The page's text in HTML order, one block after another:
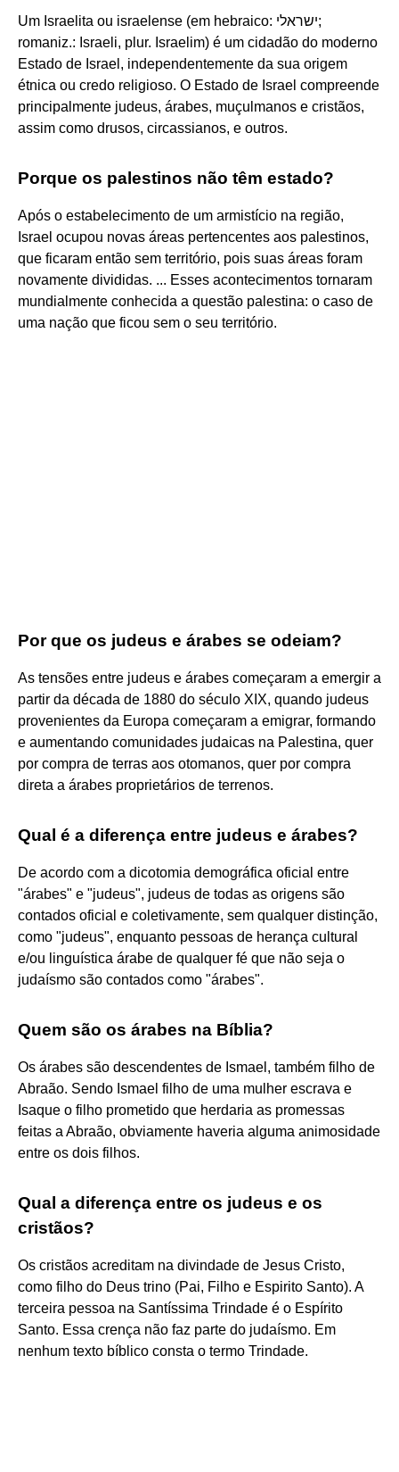
Um Israelita ou israelense (em hebraico: ישראלי;
romaniz.: Israeli, plur. Israelim) é um cidadão do moderno
Estado de Israel, independentemente da sua origem
étnica ou credo religioso. O Estado de Israel compreende
principalmente judeus, árabes, muçulmanos e cristãos,
assim como drusos, circassianos, e outros.
Porque os palestinos não têm estado?
Após o estabelecimento de um armistício na região,
Israel ocupou novas áreas pertencentes aos palestinos,
que ficaram então sem território, pois suas áreas foram
novamente divididas. ... Esses acontecimentos tornaram
mundialmente conhecida a questão palestina: o caso de
uma nação que ficou sem o seu território.
Por que os judeus e árabes se odeiam?
As tensões entre judeus e árabes começaram a emergir a
partir da década de 1880 do século XIX, quando judeus
provenientes da Europa começaram a emigrar, formando
e aumentando comunidades judaicas na Palestina, quer
por compra de terras aos otomanos, quer por compra
direta a árabes proprietários de terrenos.
Qual é a diferença entre judeus e árabes?
De acordo com a dicotomia demográfica oficial entre
"árabes" e "judeus", judeus de todas as origens são
contados oficial e coletivamente, sem qualquer distinção,
como "judeus", enquanto pessoas de herança cultural
e/ou linguística árabe de qualquer fé que não seja o
judaísmo são contados como "árabes".
Quem são os árabes na Bíblia?
Os árabes são descendentes de Ismael, também filho de
Abraão. Sendo Ismael filho de uma mulher escrava e
Isaque o filho prometido que herdaria as promessas
feitas a Abraão, obviamente haveria alguma animosidade
entre os dois filhos.
Qual a diferença entre os judeus e os
cristãos?
Os cristãos acreditam na divindade de Jesus Cristo,
como filho do Deus trino (Pai, Filho e Espirito Santo). A
terceira pessoa na Santíssima Trindade é o Espírito
Santo. Essa crença não faz parte do judaísmo. Em
nenhum texto bíblico consta o termo Trindade.